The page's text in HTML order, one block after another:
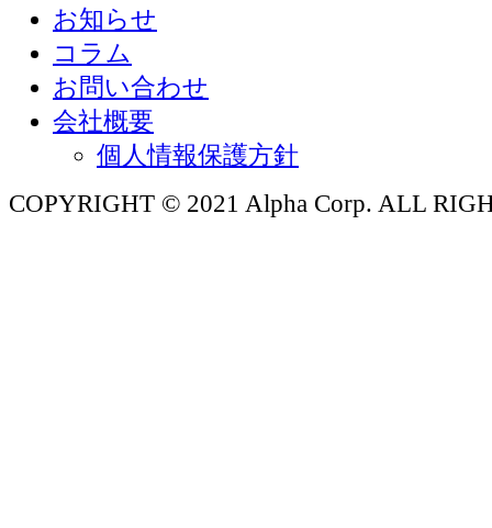
お知らせ
コラム
お問い合わせ
会社概要
個人情報保護方針
COPYRIGHT © 2021 Alpha Corp. ALL